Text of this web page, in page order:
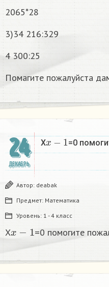
2065*28
3)34 216:329
4 300:25
Помагите пожалуйста
24
ДЕКАБРЬ
X
x−1
=0
Автор: deabak
Предмет: Математика
Уровень: 1 - 4 класс
X =0 помогите